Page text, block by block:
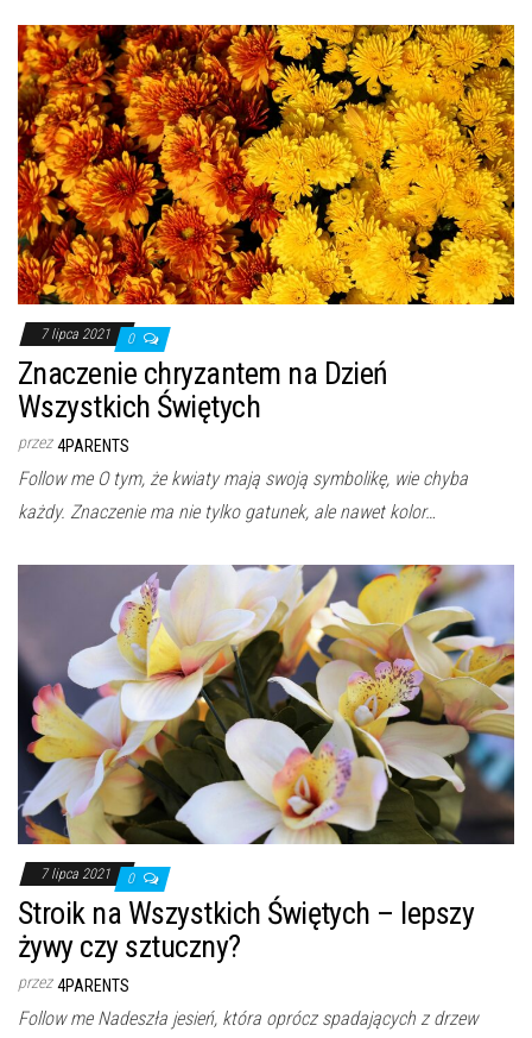
7 lipca 2021 0
Znaczenie chryzantem na Dzień
Wszystkich Świętych
przez 4PARENTS
Follow me O tym, że kwiaty mają swoją symbolikę, wie chyba
każdy. Znaczenie ma nie tylko gatunek, ale nawet kolor…
7 lipca 2021 0
Stroik na Wszystkich Świętych – lepszy
żywy czy sztuczny?
przez 4PARENTS
Follow me Nadeszła jesień, która oprócz spadających z drzew